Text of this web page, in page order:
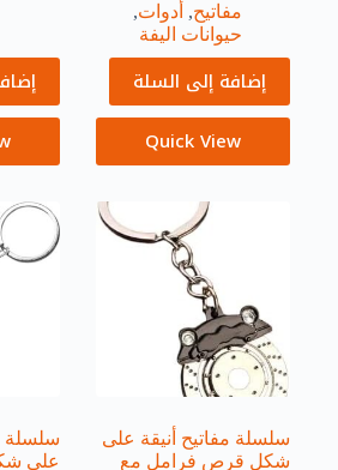
مفاتيح, أدوات,
حيوانات اليفة
إضافة إلى السلة
Quick View
سلسلة مفاتيح أنيقة على
شكل قرص فرامل مع
سلسلة
على